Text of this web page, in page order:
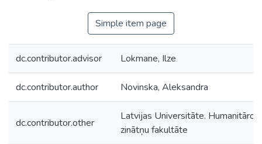
Simple item page
dc.contributor.advisor Lokmane, Ilze
dc.contributor.author Novinska, Aleksandra
dc.contributor.other
Latvijas Universitāte. Humanitāro
zinātņu fakultāte